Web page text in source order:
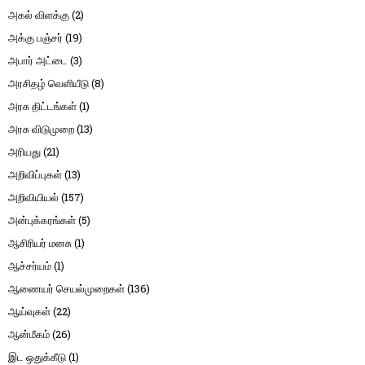
அகல் விளக்கு(2)
அக்கு பஞ்சர் (19)
அபார் அட்டை (3)
அரசிதழ் வெளியீடு(8)
அரசு திட்டங்கள்(1)
அரசு விடுமுறை(13)
அரியது(21)
அறிவிப்புகள்(13)
அறிவியியல் (157)
அன்புக்கரங்கள்(5)
ஆசிரியர் மனசு(1)
ஆச்சர்யம்(1)
ஆணையர் செயல்முறைகள்(136)
ஆய்வுகள்(22)
ஆன்மீகம்(26)
இட ஒதுக்கீடு(1)